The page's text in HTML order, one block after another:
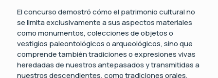
El concurso demostró cómo el patrimonio cultural no
se limita exclusivamente a sus aspectos materiales
como monumentos, colecciones de objetos o
vestigios paleontológicos o arqueológicos, sino que
comprende también tradiciones o expresiones vivas
heredadas de nuestros antepasados y transmitidas a
nuestros descendientes, como tradiciones orales,